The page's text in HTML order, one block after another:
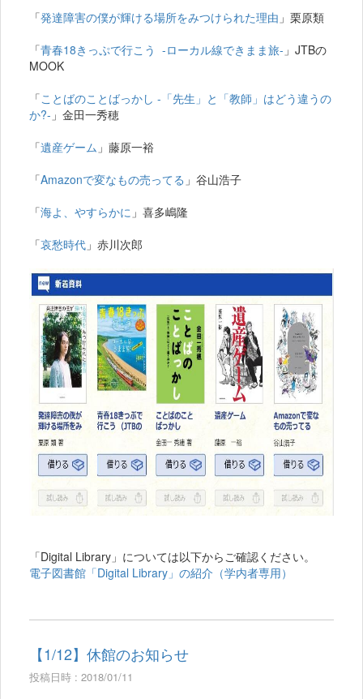
「発達障害の僕が輝ける場所をみつけられた理由 」栗原類
「青春18きっぷで行こう -ローカル線できまま旅- 」JTBの
MOOK
「ことばのことばっかし -「先生」と「教師」はどう違うの
か?- 」金田一秀穂
「遺産ゲーム 」藤原一裕
「Amazonで変なもの売ってる 」谷山浩子
「海よ、やすらかに 」喜多嶋隆
「哀愁時代 」赤川次郎
「Digital Library」については以下からご確認ください。
電子図書館「Digital Library」の紹介（学内者専用）
【1/12】休館のお知らせ
投稿日時 : 2018/01/11